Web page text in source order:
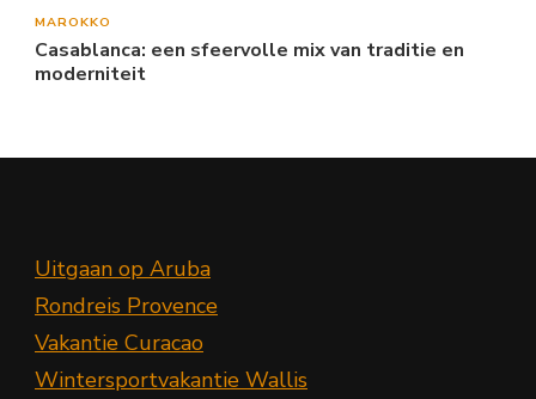
MAROKKO
Casablanca: een sfeervolle mix van traditie en
moderniteit
Uitgaan op Aruba
Rondreis Provence
Vakantie Curacao
Wintersportvakantie Wallis